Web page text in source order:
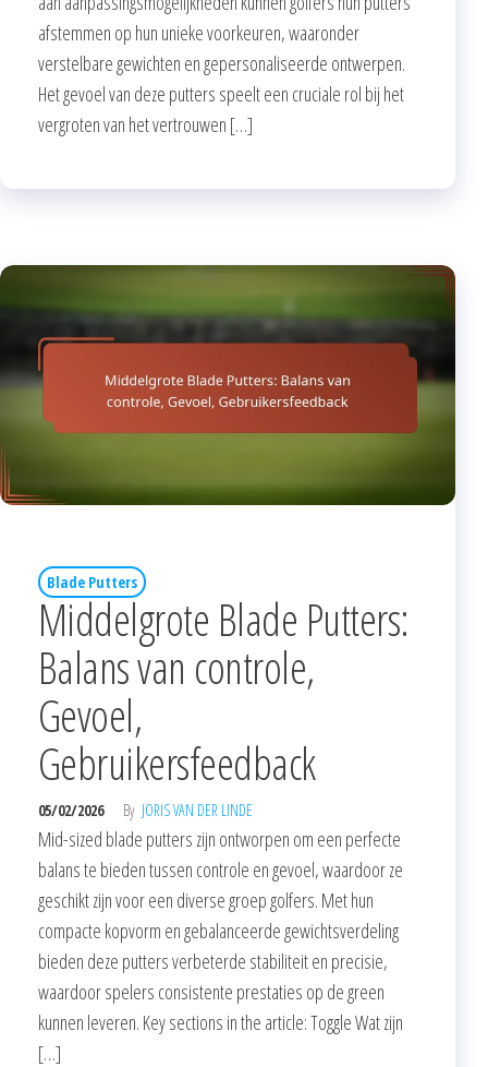
afstemmen op hun unieke voorkeuren, waaronder
verstelbare gewichten en gepersonaliseerde ontwerpen.
Het gevoel van deze putters speelt een cruciale rol bij het
vergroten van het vertrouwen […]
Blade Putters
Middelgrote Blade Putters:
Balans van controle,
Gevoel,
Gebruikersfeedback
05/02/2026 By JORIS VAN DER LINDE
Mid-sized blade putters zijn ontworpen om een perfecte
balans te bieden tussen controle en gevoel, waardoor ze
geschikt zijn voor een diverse groep golfers. Met hun
compacte kopvorm en gebalanceerde gewichtsverdeling
bieden deze putters verbeterde stabiliteit en precisie,
waardoor spelers consistente prestaties op de green
kunnen leveren. Key sections in the article: Toggle Wat zijn
[…]